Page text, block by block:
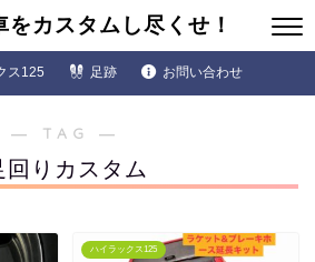
をカスタムし尽くせ！
ス125 足跡 お問い合わせ
― TAG ―
回りカスタム
ハイラックス125